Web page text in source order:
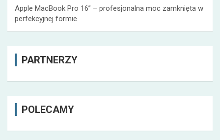
Apple MacBook Pro 16” – profesjonalna moc zamknięta w
perfekcyjnej formie
PARTNERZY
POLECAMY